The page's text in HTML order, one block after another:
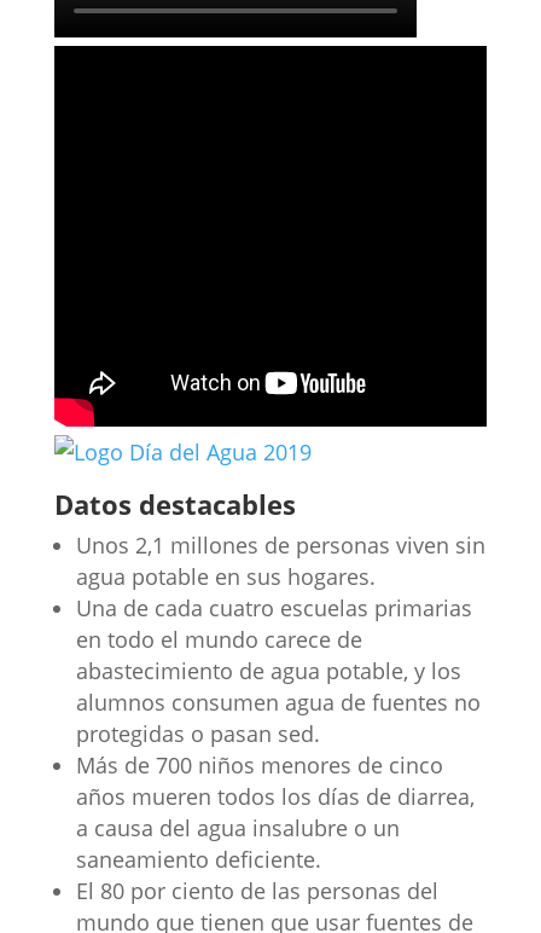
Datos destacables
Unos 2,1 millones de personas viven sin
agua potable en sus hogares.
Una de cada cuatro escuelas primarias
en todo el mundo carece de
abastecimiento de agua potable, y los
alumnos consumen agua de fuentes no
protegidas o pasan sed.
Más de 700 niños menores de cinco
años mueren todos los días de diarrea,
a causa del agua insalubre o un
saneamiento deficiente.
El 80 por ciento de las personas del
mundo que tienen que usar fuentes de